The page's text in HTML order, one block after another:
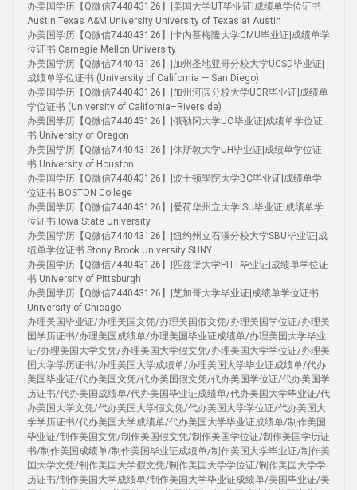
办美国学历【Q微信744043126】|美国大学UT毕业证|成绩单学位证书
Austin Texas A&M University University of Texas at Austin
办美国学历【Q微信744043126】|卡内基梅隆大学CMU毕业证|成绩单学
位证书 Carnegie Mellon University
办美国学历【Q微信744043126】|加州圣地亚哥分校大学UCSD毕业证|
成绩单学位证书 (University of California — San Diego)
办美国学历【Q微信744043126】|加州河滨分校大学UCR毕业证|成绩单
学位证书 (University of California–Riverside)
办美国学历【Q微信744043126】|俄勒冈大学UO毕业证|成绩单学位证
书 University of Oregon
办美国学历【Q微信744043126】|休斯敦大学UH毕业证|成绩单学位证
书 University of Houston
办美国学历【Q微信744043126】|波士顿學院大学BC毕业证|成绩单学
位证书 BOSTON College
办美国学历【Q微信744043126】|爱荷华州立大学ISU毕业证|成绩单学
位证书 Iowa State University
办美国学历【Q微信744043126】|纽约州立石溪分校大学SBU毕业证|成
绩单学位证书 Stony Brook University SUNY
办美国学历【Q微信744043126】|匹兹堡大学PITT毕业证|成绩单学位证
书 University of Pittsburgh
办美国学历【Q微信744043126】|芝加哥大学毕业证|成绩单学位证书
University of Chicago
办理美国毕业证/办理美国文凭/办理美国假文凭/办理美国学位证/办理美
国学历证书/办理美国成绩单/办理美国毕业证成绩单/办理美国大学毕业
证/办理美国大学文凭/办理美国大学假文凭/办理美国大学学位证/办理美
国大学学历证书/办理美国大学成绩单/办理美国大学毕业证成绩单/代办
美国毕业证/代办美国文凭/代办美国假文凭/代办美国学位证/代办美国学
历证书/代办美国成绩单/代办美国毕业证成绩单/代办美国大学毕业证/代
办美国大学文凭/代办美国大学假文凭/代办美国大学学位证/代办美国大
学学历证书/代办美国大学成绩单/代办美国大学毕业证成绩单/制作美国
毕业证/制作美国文凭/制作美国假文凭/制作美国学位证/制作美国学历证
书/制作美国成绩单/制作美国毕业证成绩单/制作美国大学毕业证/制作美
国大学文凭/制作美国大学假文凭/制作美国大学学位证/制作美国大学学
历证书/制作美国大学成绩单/制作美国大学毕业证成绩单/美国毕业证/美